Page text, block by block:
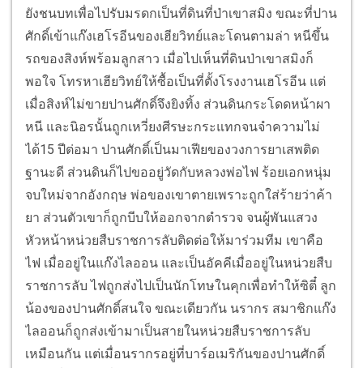
ยังชนบทเพื่อไปรับมรดกเป็นที่ดินที่ป่าเขาสมิง ขณะที่ปาน
ศักดิ์เข้าแก๊งเฮโรอีนของเฮียวิทย์และโดนตามล่า หนีขึ้น
รถของสิงห์พร้อมลูกสาว เมื่อไปเห็นที่ดินป่าเขาสมิงก็
พอใจ โทรหาเฮียวิทย์ให้ซื้อเป็นที่ตั้งโรงงานเฮโรอีน แต่
เมื่อสิงห์ไม่ขายปานศักดิ์จึงยิงทิ้ง ส่วนดินกระโดดหน้าผา
หนี และนิอรนั้นถูกเหวี่ยงศีรษะกระแทกจนจำความไม่
ได้15 ปีต่อมา ปานศักดิ์เป็นมาเฟียของวงการยาเสพติด
ฐานะดี ส่วนดินก็ไปขออยู่วัดกับหลวงพ่อไฟ ร้อยเอกหนุ่ม
จบใหม่จากอังกฤษ พ่อของเขาตายเพราะถูกใส่ร้ายว่าค้า
ยา ส่วนตัวเขาก็ถูกบีบให้ออกจากตำรวจ จนผู้พันแสวง
หัวหน้าหน่วยสืบราชการลับติดต่อให้มาร่วมทีม เขาคือ
ไฟ เมื่ออยู่ในแก๊งไลออน และเป็นอัคคีเมื่ออยู่ในหน่วยสืบ
ราชการลับ ไฟถูกส่งไปเป็นนักโทษในคุกเพื่อทำให้ซิตี๋ ลูก
น้องของปานศักดิ์สนใจ ขณะเดียวกัน นรากร สมาชิกแก๊ง
ไลออนก็ถูกส่งเข้ามาเป็นสายในหน่วยสืบราชการลับ
เหมือนกัน แต่เมื่อนรากรอยู่ที่บาร์อเมริกันของปานศักดิ์